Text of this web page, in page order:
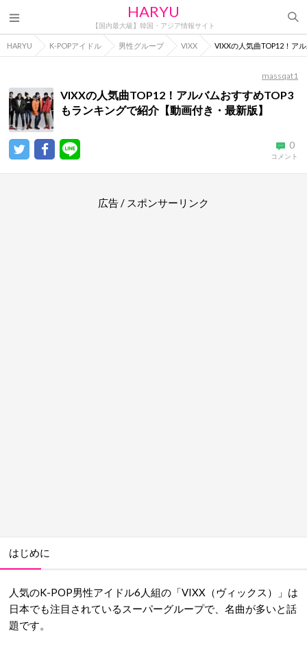
HARYU
【国内最大級】韓国・アジア情報サイト
HARYU K-POPアイドル 男性グループ VIXX VIXXの人気曲TOP12！ア
massqat1
VIXXの人気曲TOP12！アルバムおすすめTOP3
もランキングで紹介【動画付き・最新版】
0
コメント
広告 / スポンサーリンク
はじめに
人気のK-POP男性アイドル6人組の「VIXX（ヴィックス）」は
日本でも注目されているスーパーグループで、名曲が多いと話
題です。